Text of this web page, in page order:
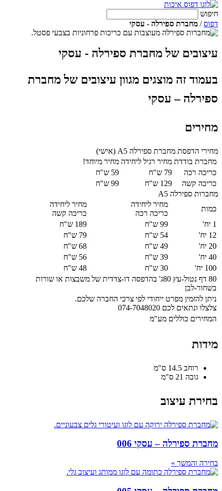
חיפוש
דפוס/ מחברת ספירלה - עסקי
עיצובים של מחברת ספירלה - עסקי
בעמוד זה מוצגים מגוון עיצובים של מחברת
ספירלה – עסקי
מחירים
מחירי הדפסת מחברת ספירלה A5 (אישי)
מחברת בודדת מחיר רגיל ליחידה מחיר מיוחד!
כריכה רכה
79 ש"ח
59 ש"ח
כריכה קשה
129 ש"ח
99 ש"ח
מחברות ספירלה A5
כמות
מחיר ליחידה
כריכה רכה
מחיר ליחידה
כריכה קשה
1 יח'
99 ש"ח
189 ש"ח
12 יח'
54 ש"ח
79 ש"ח
20 יח'
49 ש"ח
68 ש"ח
40 יח'
39 ש"ח
56 ש"ח
100 יח'
30 ש"ח
48 ש"ח
80 דף נטול-עץ 80ג' בהדפסה דו-צדדית של משבצות או שורות
בשחור-לבן
ניתן להזמין מפרט ייחודי לפי צרכי החברה שלכם.
צלצלו ונתאים לכם 074-7048020
המחירים כוללים מע"מ
מידות
רוחב 14.5 ס"מ
גובה 21 ס"מ
בחירת עיצוב
מחברת ספירלה – עסקי 006
בחירה והמשך »